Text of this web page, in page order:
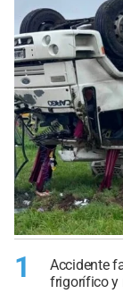
1
Accidente
frigorífico y